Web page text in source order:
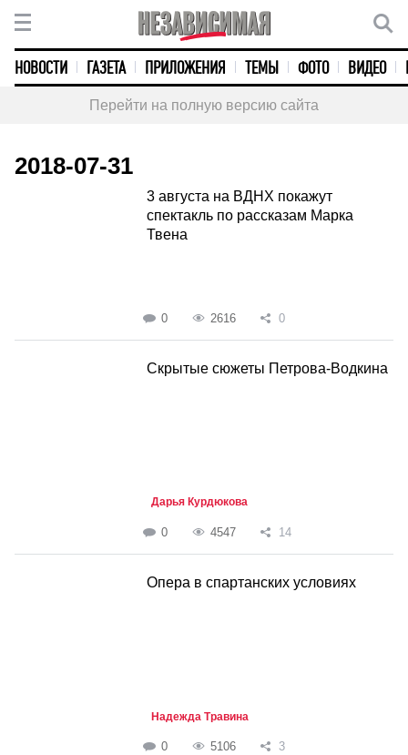
НОВОСТИ ГАЗЕТА ПРИЛОЖЕНИЯ ТЕМЫ ФОТО ВИДЕО
Перейти на полную версию сайта
2018-07-31
3 августа на ВДНХ покажут
спектакль по рассказам Марка
Твена
0 2616 0
Скрытые сюжеты Петрова-Водкина
Дарья Курдюкова
0 4547 14
Опера в спартанских условиях
Надежда Травина
0 5106 3